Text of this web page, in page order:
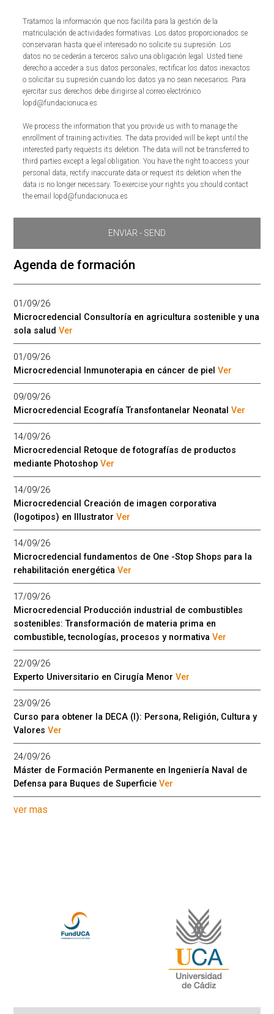
Tratamos la información que nos facilita para la gestión de la
matriculación de actividades formativas. Los datos proporcionados se
conservaran hasta que el interesado no solicite su supresión. Los
datos no se cederán a terceros salvo una obligación legal. Usted tiene
derecho a acceder a sus datos personales, rectificar los datos inexactos
o solicitar su supresión cuando los datos ya no sean necesarios. Para
ejercitar sus derechos debe dirigirse al correo electrónico
lopd@fundacionuca.es
We process the information that you provide us with to manage the
enrollment of training activities. The data provided will be kept until the
interested party requests its deletion. The data will not be transferred to
third parties except a legal obligation. You have the right to access your
personal data, rectify inaccurate data or request its deletion when the
data is no longer necessary. To exercise your rights you should contact
the email lopd@fundacionuca.es
Agenda de formación
01/09/26
Microcredencial Consultoría en agricultura sostenible y una
sola saludVer
01/09/26
Microcredencial Inmunoterapia en cáncer de pielVer
09/09/26
Microcredencial Ecografía Transfontanelar NeonatalVer
14/09/26
Microcredencial Retoque de fotografías de productos
mediante PhotoshopVer
14/09/26
Microcredencial Creación de imagen corporativa
(logotipos) en IllustratorVer
14/09/26
Microcredencial fundamentos de One -Stop Shops para la
rehabilitación energéticaVer
17/09/26
Microcredencial Producción industrial de combustibles
sostenibles: Transformación de materia prima en
combustible, tecnologías, procesos y normativaVer
22/09/26
Experto Universitario en Cirugía MenorVer
23/09/26
Curso para obtener la DECA (I): Persona, Religión, Cultura y
ValoresVer
24/09/26
Máster de Formación Permanente en Ingeniería Naval de
Defensa para Buques de SuperficieVer
ver mas